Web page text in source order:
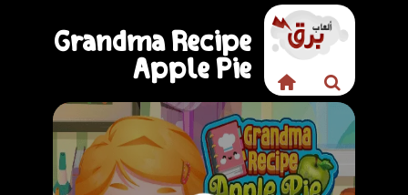
Grandma Recipe
Apple Pie